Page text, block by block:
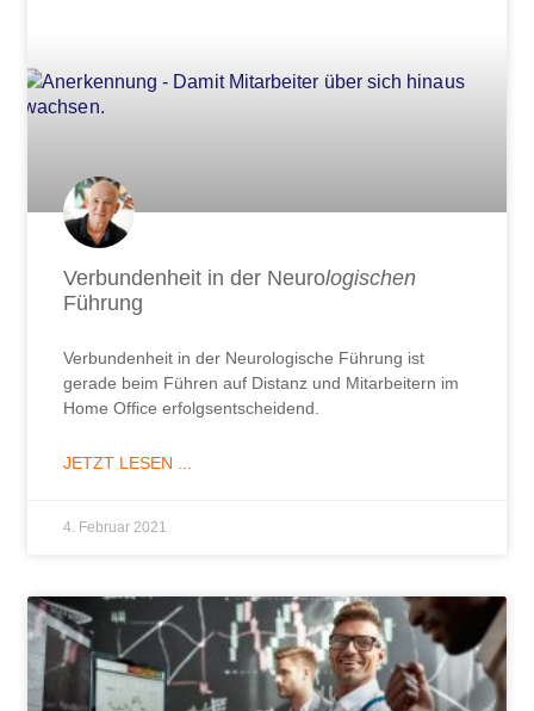
Verbundenheit in der Neurologischen
Führung
Verbundenheit in der Neurologische Führung ist
gerade beim Führen auf Distanz und Mitarbeitern im
Home Office erfolgsentscheidend.
JETZT LESEN ...
4. Februar 2021